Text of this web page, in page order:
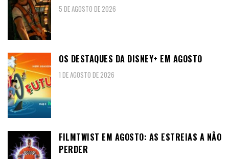
5 DE AGOSTO DE 2026
OS DESTAQUES DA DISNEY+ EM AGOSTO
1 DE AGOSTO DE 2026
FILMTWIST EM AGOSTO: AS ESTREIAS A NÃO
PERDER